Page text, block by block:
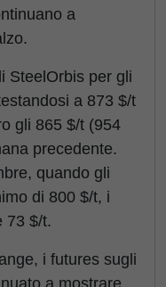
a
SteelOrbis per gli
a 873 $/t
gli 865 $/t (954
precedente.
quando gli
di 800 $/t, i
73 $/t.
i futures sugli
a mostrare